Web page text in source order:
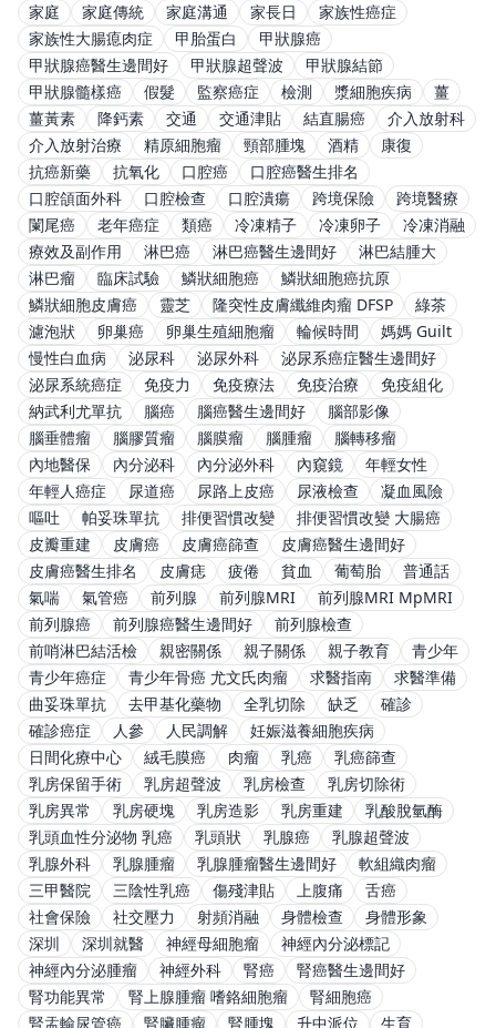
家庭
家庭傳統 家庭溝通 家長日
家族性癌症
家族性大腸瘜肉症
甲胎蛋白
甲狀腺癌
甲狀腺癌醫生邊間好
甲狀腺超聲波
甲狀腺結節
甲狀腺髓樣癌
假髮 監察癌症 檢測 漿細胞疾病
薑
薑黃素
降鈣素 交通 交通津貼 結直腸癌
介入放射科
介入放射治療
精原細胞瘤 頸部腫塊 酒精
康復
抗癌新藥
抗氧化 口腔癌
口腔癌醫生排名
口腔頜面外科
口腔檢查 口腔潰瘍 跨境保險
跨境醫療
闌尾癌
老年癌症 類癌 冷凍精子 冷凍卵子
冷凍消融
療效及副作用
淋巴癌 淋巴癌醫生邊間好
淋巴結腫大
淋巴瘤
臨床試驗 鱗狀細胞癌
鱗狀細胞癌抗原
鱗狀細胞皮膚癌
靈芝 隆突性皮膚纖維肉瘤 DFSP
綠茶
濾泡狀
卵巢癌 卵巢生殖細胞瘤 輪候時間
媽媽 Guilt
慢性白血病
泌尿科 泌尿外科
泌尿系癌症醫生邊間好
泌尿系統癌症
免疫力 免疫療法 免疫治療
免疫組化
納武利尤單抗
腦癌 腦癌醫生邊間好
腦部影像
腦垂體瘤
腦膠質瘤 腦膜瘤 腦腫瘤
腦轉移瘤
內地醫保
內分泌科 內分泌外科 內窺鏡
年輕女性
年輕人癌症
尿道癌 尿路上皮癌 尿液檢查
凝血風險
嘔吐
帕妥珠單抗 排便習慣改變
排便習慣改變 大腸癌
皮瓣重建
皮膚癌 皮膚癌篩查
皮膚癌醫生邊間好
皮膚癌醫生排名
皮膚痣 疲倦 貧血 葡萄胎
普通話
氣喘
氣管癌 前列腺 前列腺MRI
前列腺MRI MpMRI
前列腺癌
前列腺癌醫生邊間好
前列腺檢查
前哨淋巴結活檢
親密關係 親子關係 親子教育
青少年
青少年癌症
青少年骨癌 尤文氏肉瘤 求醫指南
求醫準備
曲妥珠單抗
去甲基化藥物 全乳切除 缺乏
確診
確診癌症
人參 人民調解
妊娠滋養細胞疾病
日間化療中心
絨毛膜癌 肉瘤 乳癌
乳癌篩查
乳房保留手術
乳房超聲波 乳房檢查
乳房切除術
乳房異常
乳房硬塊 乳房造影 乳房重建
乳酸脫氫酶
乳頭血性分泌物 乳癌
乳頭狀 乳腺癌
乳腺超聲波
乳腺外科
乳腺腫瘤 乳腺腫瘤醫生邊間好
軟組織肉瘤
三甲醫院
三陰性乳癌 傷殘津貼 上腹痛
舌癌
社會保險
社交壓力 射頻消融 身體檢查
身體形象
深圳
深圳就醫 神經母細胞瘤
神經內分泌標記
神經內分泌腫瘤
神經外科 腎癌
腎癌醫生邊間好
腎功能異常
腎上腺腫瘤 嗜鉻細胞瘤
腎細胞癌
腎盂輸尿管癌
腎臟腫瘤 腎腫塊 升中派位 生育